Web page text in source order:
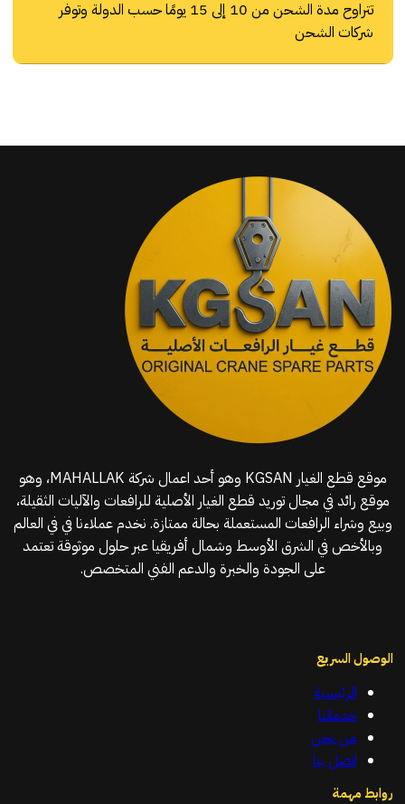
تتراوح مدة الشحن من 10 إلى 15 يومًا حسب الدولة وتوفر
شركات الشحن
موقع قطع الغيار KGSAN وهو أحد اعمال شركة MAHALLAK، وهو
موقع رائد في مجال توريد قطع الغيار الأصلية للرافعات والآليات الثقيلة،
وبيع وشراء الرافعات المستعملة بحالة ممتازة. نخدم عملاءنا في في العالم
وبالأخص في الشرق الأوسط وشمال أفريقيا عبر حلول موثوقة تعتمد
على الجودة والخبرة والدعم الفني المتخصص.
الوصول السريع
الرئيسية
خدماتنا
من نحن
اتصل بنا
روابط مهمة